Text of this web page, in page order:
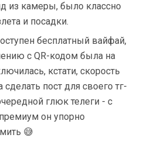
из камеры, было классно
и посадки.
бесплатный вайфай,
с QR-кодом была на
кстати, скорость
пост для своего тг-
глюк телеги - с
он упорно
😅